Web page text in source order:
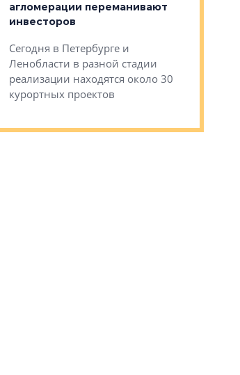
агломерации переманивают
инвесторов
Сегодня в Петербурге и
Ленобласти в разной стадии
реализации находятся около 30
курортных проектов